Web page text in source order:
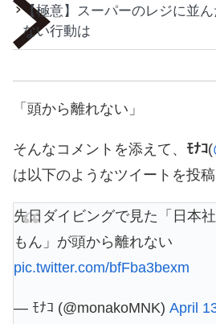
【極意】スーパーのレジに並
ない行動は
「頭から離れない」
そんなコメントを添えて、 ﾓﾅｺ(
は以下のようなツイートを投稿
先日ダイビングで見た「日本
もん」が頭から離れない
pic.twitter.com/bfFba3bexm
— ﾓﾅｺ (@monakoMNK) April